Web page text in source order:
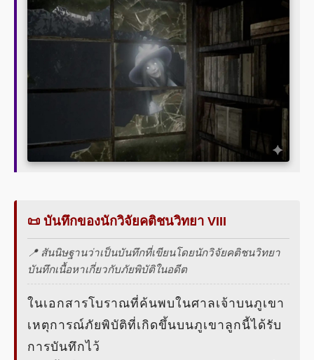
📜 บันทึกของนักวิจัยคติชนวิทยา VIII
📍 สันนิษฐานว่าเป็นบันทึกที่เขียนโดยนักวิจัยคติชนวิทยา
บันทึกเนื้อหาเกี่ยวกับภัยพิบัติในอดีต
ในเอกสารโบราณที่ค้นพบในศาลเจ้าบนภูเขา
เหตุการณ์ภัยพิบัติที่เกิดขึ้นบนภูเขาลูกนี้ได้รับ
การบันทึกไว้